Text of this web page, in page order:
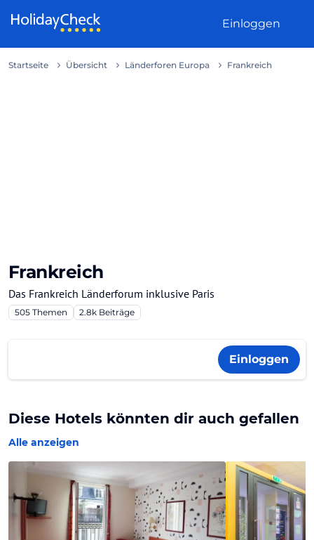
Einloggen
Startseite Übersicht Länderforen Europa Frankreich
Frankreich
Das Frankreich Länderforum inklusive Paris
505 Themen 2.8k Beiträge
Einloggen